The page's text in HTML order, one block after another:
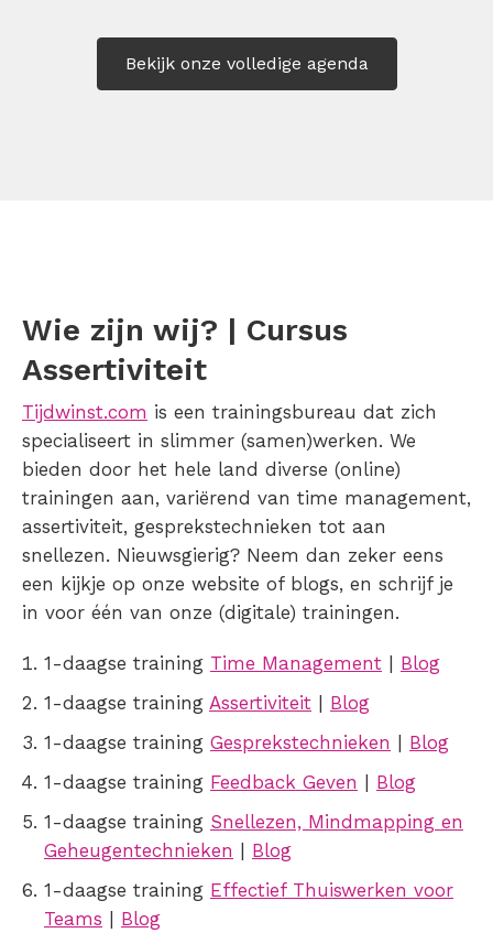
Bekijk onze volledige agenda
Wie zijn wij? | Cursus
Assertiviteit
Tijdwinst.com is een trainingsbureau dat zich
specialiseert in slimmer (samen)werken. We
bieden door het hele land diverse (online)
trainingen aan, variërend van time management,
assertiviteit, gesprekstechnieken tot aan
snellezen. Nieuwsgierig? Neem dan zeker eens
een kijkje op onze website of blogs, en schrijf je
in voor één van onze (digitale) trainingen.
1-daagse training Time Management | Blog
1-daagse training Assertiviteit | Blog
1-daagse training Gesprekstechnieken | Blog
1-daagse training Feedback Geven | Blog
1-daagse training Snellezen, Mindmapping en
Geheugentechnieken | Blog
1-daagse training Effectief Thuiswerken voor
Teams | Blog